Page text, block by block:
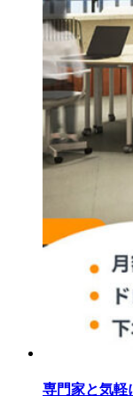
専門家と気軽